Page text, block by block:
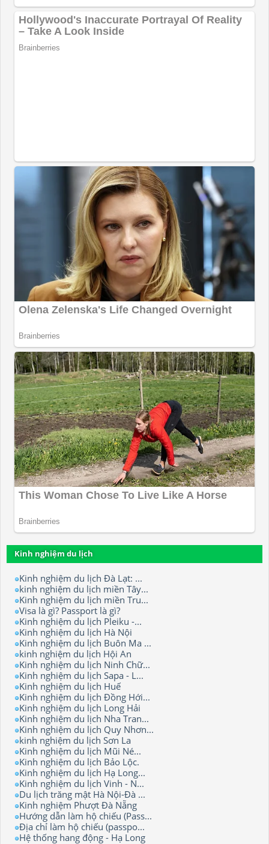
Kinh nghiệm du lịch
Kinh nghiệm du lịch Đà Lạt: ...
kinh nghiệm du lịch miền Tây...
Kinh nghiệm du lịch miền Tru...
Visa là gì? Passport là gì?
Kinh nghiệm du lịch Pleiku -...
Kinh nghiệm du lịch Hà Nội
Kinh nghiệm du lịch Buôn Ma ...
kinh nghiệm du lịch Hội An
Kinh nghiệm du lịch Ninh Chữ...
Kinh nghiệm du lịch Sapa - L...
Kinh nghiệm du lịch Huế
Kinh nghiệm du lịch Đồng Hới...
Kinh nghiệm du lịch Long Hải
Kinh nghiệm du lịch Nha Tran...
Kinh nghiệm du lịch Quy Nhơn...
kinh nghiệm du lịch Sơn La
Kinh nghiệm du lịch Mũi Né...
Kinh nghiệm du lịch Bảo Lộc.
Kinh nghiệm du lịch Hạ Long...
Kinh nghiệm du lịch Vinh - N...
Du lịch trăng mật Hà Nội-Đà ...
Kinh nghiệm Phượt Đà Nẵng
Hướng dẫn làm hộ chiếu (Pass...
Địa chỉ làm hộ chiếu (passpo...
Hệ thống hang động - Hạ Long